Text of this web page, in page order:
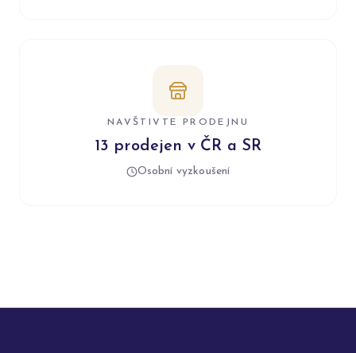
NAVŠTIVTE PRODEJNU
13 prodejen v ČR a SR
Osobní vyzkoušení